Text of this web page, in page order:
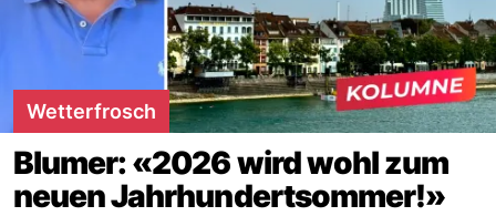
Wetterfrosch
Blumer: «2026 wird wohl zum
neuen Jahrhundertsommer!»